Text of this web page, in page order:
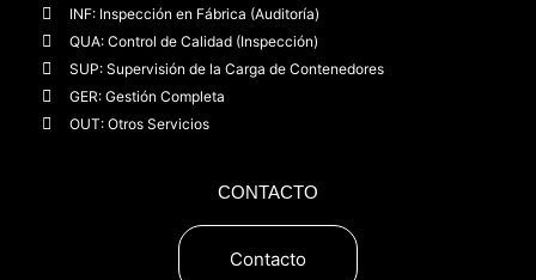
INF: Inspección en Fábrica (Auditoría)
QUA: Control de Calidad (Inspección)
SUP: Supervisión de la Carga de Contenedores
GER: Gestión Completa
OUT: Otros Servicios
CONTACTO
Contacto